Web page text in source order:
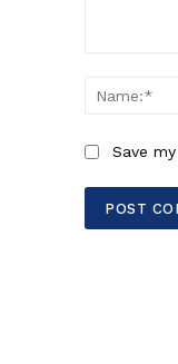
Save